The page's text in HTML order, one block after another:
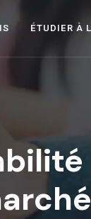
ÉTUDIER À